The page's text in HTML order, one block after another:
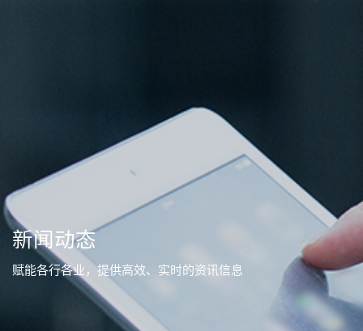
新闻动态
赋能各行各业，提供高效、实时的资讯信息